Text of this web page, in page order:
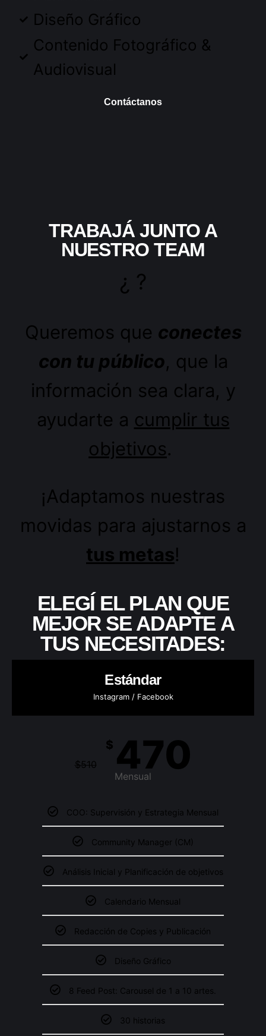
Diseño Gráfico
Contenido Fotográfico &
Audiovisual
Contáctanos
TRABAJÁ JUNTO A
NUESTRO TEAM
¿ ?
Queremos que conectes
con tu público, que la
información sea clara, y
ayudarte a cumplir tus
objetivos.
¡Adaptamos nuestras
movidas para ajustarnos a
tus metas!
ELEGÍ EL PLAN QUE
MEJOR SE ADAPTE A
TUS NECESITADES:
Estándar
Instagram / Facebook
$510
$ 470
Mensual
COO: Supervisión y Estrategia Mensual
Community Manager (CM)
Análisis Inicial y Planificación de objetivos
Calendario Mensual
Redacción de Copies y Publicación
Diseño Gráfico
8 Feed Post: Carousel de 1 a 10 artes.
30 historias